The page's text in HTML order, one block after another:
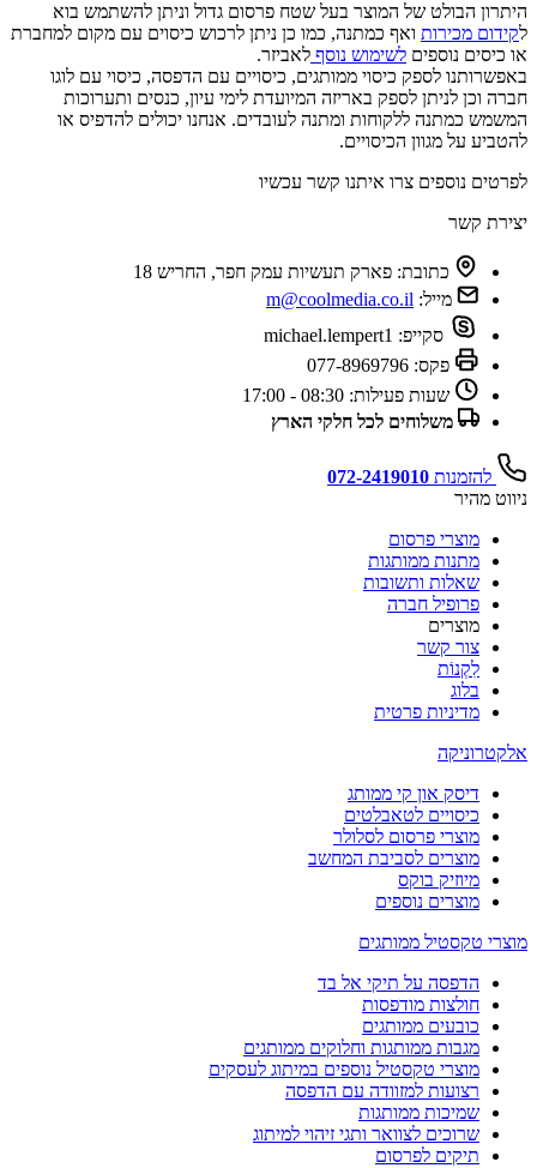
היתרון הבולט של המוצר בעל שטח פרסום גדול וניתן להשתמש בוא
לקידום מכירות ואף כמתנה, כמו כן ניתן לרכוש כיסוים עם מקום למחברת
או כיסים נוספים לשימוש נוסף לאביזר.
באפשרותנו לספק כיסוי ממותגים, כיסויים עם הדפסה, כיסוי עם לוגו
חברה וכן לניתן לספק באריזה המיועדת לימי עיון, כנסים ותערוכות
המשמש כמתנה ללקוחות ומתנה לעובדים. אנחנו יכולים להדפיס או
להטביע על מגוון הכיסויים.
לפרטים נוספים צרו איתנו קשר עכשיו
יצירת קשר
כתובת: פארק תעשיות עמק חפר, החריש 18
מייל: m@coolmedia.co.il
סקייפ: michael.lempert1
פקס: 077-8969796
שעות פעילות: 08:30 - 17:00
משלוחים לכל חלקי הארץ
להזמנות 072-2419010
ניווט מהיר
מוצרי פרסום
מתנות ממותגות
שאלות ותשובות
פרופיל חברה
מוצרים
צור קשר
לִקְנוֹת
בלוג
מדיניות פרטית
אלקטרוניקה
דיסק און קי ממותג
כיסויים לטאבלטים
מוצרי פרסום לסלולר
מוצרים לסביבת המחשב
מיוזיק בוקס
מוצרים נוספים
מוצרי טקסטיל ממותגים
הדפסה על תיקי אל בד
חולצות מודפסות
כובעים ממותגים
מגבות ממותגות וחלוקים ממותגים
מוצרי טקסטיל נוספים במיתוג לעסקים
רצועות למזוודה עם הדפסה
שמיכות ממותגות
שרוכים לצוואר ותגי זיהוי למיתוג
תיקים לפרסום